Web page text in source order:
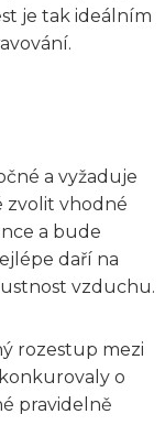
je tak ideálním
a vyžaduje
zvolit vhodné
a bude
daří na
vzduchu.
rozestup mezi
o
pravidelně